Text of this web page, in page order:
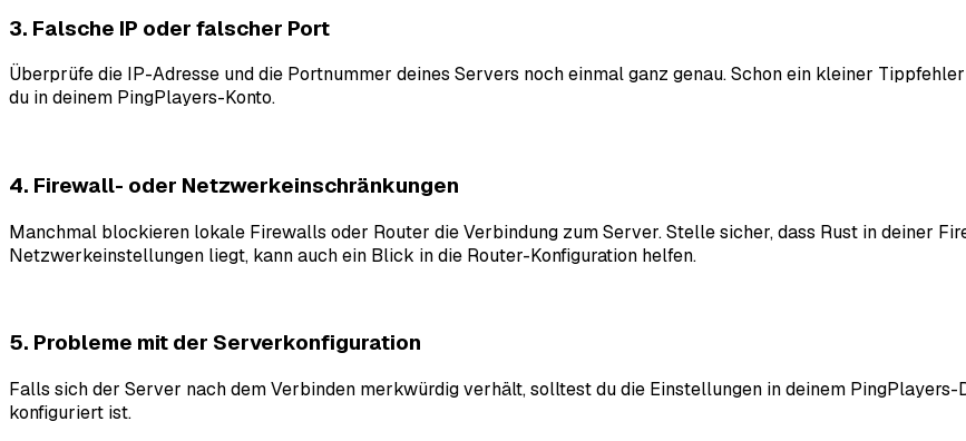
3. Falsche IP oder falscher Port
Überprüfe die IP-Adresse und die Portnummer deines Servers noch einmal ganz genau. Schon ein kleiner
du in deinem PingPlayers-Konto.
4. Firewall- oder Netzwerkeinschränkungen
Manchmal blockieren lokale Firewalls oder Router die Verbindung zum Server. Stelle sicher, dass Rust in deiner
Netzwerkeinstellungen liegt, kann auch ein Blick in die Router-Konfiguration helfen.
5. Probleme mit der Serverkonfiguration
Falls sich der Server nach dem Verbinden merkwürdig verhält, solltest du die Einstellungen in deinem
konfiguriert ist.